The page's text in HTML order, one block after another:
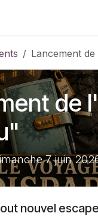
Lancement
de
7 juin
nouvel